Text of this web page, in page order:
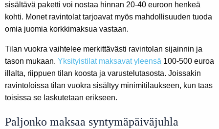
sisältävä paketti voi nostaa hinnan 20-40 euroon henkeä
kohti. Monet ravintolat tarjoavat myös mahdollisuuden tuoda
omia juomia korkkimaksua vastaan.
Tilan vuokra vaihtelee merkittävästi ravintolan sijainnin ja
tason mukaan. Yksityistilat maksavat yleensä 100-500 euroa
illalta, riippuen tilan koosta ja varustelutasosta. Joissakin
ravintoloissa tilan vuokra sisältyy minimitilaukseen, kun taas
toisissa se laskutetaan erikseen.
Paljonko maksaa syntymäpäiväjuhla